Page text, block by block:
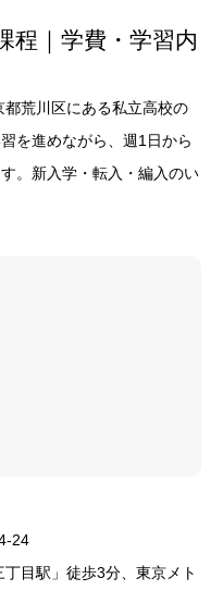
程｜学費・学習内
荒川区にある私立高校の
を進めながら、週1日から
。新入学・転入・編入のい
24
目駅」徒歩3分、東京メト